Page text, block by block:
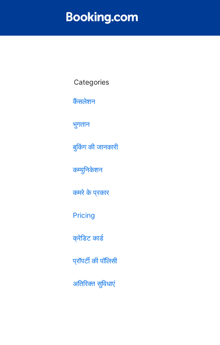
Categories
कैंसलेशन
भुगतान
बुकिंग की जानकारी
कम्युनिकेशन
कमरे के प्रकार
Pricing
क्रेडिट कार्ड
प्रॉपर्टी की पॉलिसी
अतिरिक्त सुविधाएं